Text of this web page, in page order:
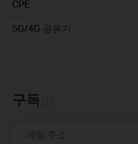
CPE
5G/4G 공유기
구독
메일 주소